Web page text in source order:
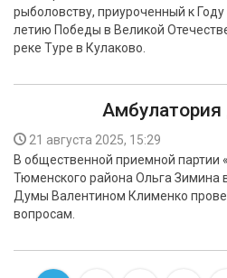
рыболовству, приуроченный к
летию Победы в Великой
реке Туре в Кулаково.
21 августа 2025, 15:29
В общественной приемной партии
Тюменского района Ольга Зимина
Думы Валентином Клименко
вопросам.